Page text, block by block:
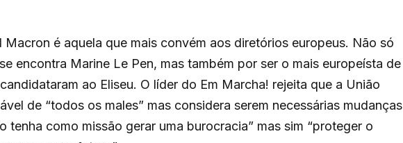
Macron é aquela que mais convém aos diretórios europeus. Não só
encontra Marine Le Pen, mas também por ser o mais europeísta de
ao Eliseu. O líder do Em Marcha! rejeita que a União
de “todos os males” mas considera serem necessárias mudanças
tenha como missão gerar uma burocracia” mas sim “proteger o